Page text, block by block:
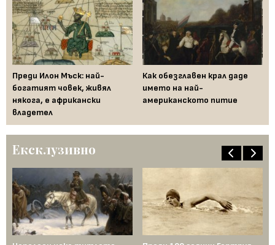
Преди Илон Мъск: най-
богатият човек, живял
някога, е африкански
владетел
Как обезглавен крал даде
името на най-
американското питие
Ексклузивно